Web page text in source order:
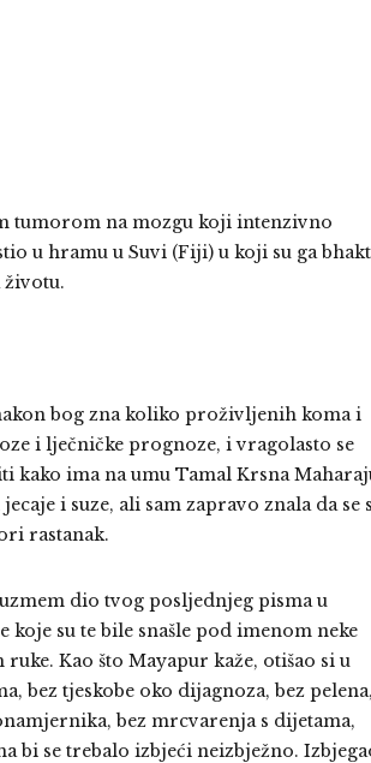
tumorom na mozgu koji intenzivno
u hramu u Suvi (Fiji) u koji su ga
životu.
bog zna koliko proživljenih koma i
i lječničke prognoze, i vragolasto se
kako ima na umu Tamal Krsna
i suze, ali sam zapravo znala da se s
rastanak.
dio tvog posljednjeg pisma u
su te bile snašle pod imenom neke
Kao što Mayapur kaže, otišao si u
bez tjeskobe oko dijagnoza, bez pelena,
bez mrcvarenja s dijetama,
bi se trebalo izbjeći neizbježno.